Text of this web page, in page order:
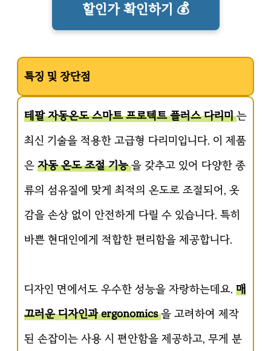
할인가 확인하기 💰
특징 및 장단점
테팔 자동온도 스마트 프로텍트 플러스 다리미는
최신 기술을 적용한 고급형 다리미입니다. 이 제품
은 자동 온도 조절 기능을 갖추고 있어 다양한 종
류의 섬유질에 맞게 최적의 온도로 조절되어, 옷
감을 손상 없이 안전하게 다릴 수 있습니다. 특히
바쁜 현대인에게 적합한 편리함을 제공합니다.
디자인 면에서도 우수한 성능을 자랑하는데요. 매
끄러운 디자인과 ergonomics을 고려하여 제작
된 손잡이는 사용 시 편안함을 제공하고, 무게 분